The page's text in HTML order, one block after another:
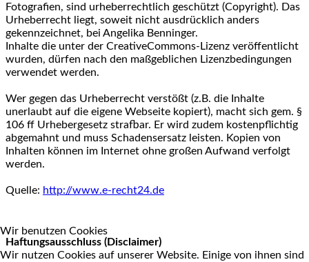
Fotografien, sind urheberrechtlich geschützt (Copyright). Das
Urheberrecht liegt, soweit nicht ausdrücklich anders
gekennzeichnet, bei Angelika Benninger.
Inhalte die unter der CreativeCommons-Lizenz veröffentlicht
wurden, dürfen nach den maßgeblichen Lizenzbedingungen
verwendet werden.
Wer gegen das Urheberrecht verstößt (z.B. die Inhalte
unerlaubt auf die eigene Webseite kopiert), macht sich gem. §
106 ff Urhebergesetz strafbar. Er wird zudem kostenpflichtig
abgemahnt und muss Schadensersatz leisten. Kopien von
Inhalten können im Internet ohne großen Aufwand verfolgt
werden.
Quelle: http://www.e-recht24.de
Haftungsausschluss (Disclaimer)
Wir benutzen Cookies
Wir nutzen Cookies auf unserer Website. Einige von ihnen sind